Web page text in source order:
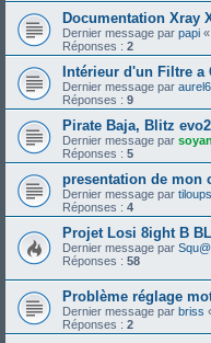
Documentation Xray
Dernier message par papi «
Réponses : 2
Intérieur d'un Filtre a
Dernier message par
Réponses : 9
Pirate Baja, Blitz
Dernier message par
Réponses : 5
presentation de mon
Dernier message par tiloups
Réponses : 4
Projet Losi 8ight B
Dernier message par
Réponses : 58
Problème réglage
Dernier message par briss
Réponses : 2